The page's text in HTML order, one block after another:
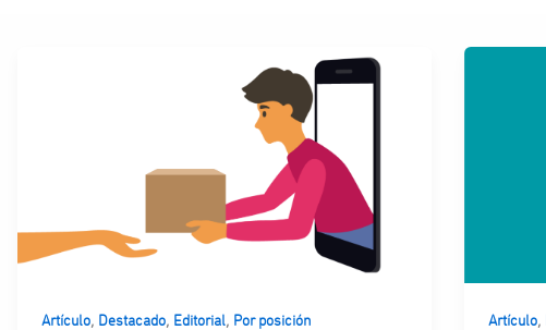
Artículo, Destacado, Editorial, Por posición Artículo,